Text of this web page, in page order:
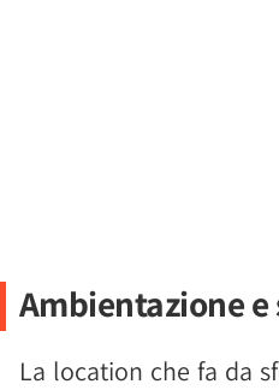
Ambientazione
La location che fa da